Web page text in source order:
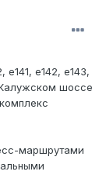
е142, е143,
шоссе
маршрутами